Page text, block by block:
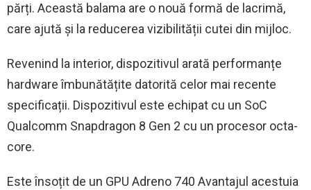
părți. Această balama are o nouă formă de lacrimă,
care ajută și la reducerea vizibilității cutei din mijloc.
Revenind la interior, dispozitivul arată performanțe
hardware îmbunătățite datorită celor mai recente
specificații. Dispozitivul este echipat cu un SoC
Qualcomm Snapdragon 8 Gen 2 cu un procesor octa-
core.
Este însoțit de un GPU Adreno 740 Avantajul acestuia